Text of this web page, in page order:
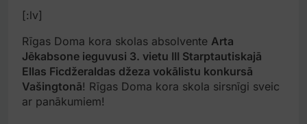
[:lv]
Rīgas Doma kora skolas absolvente Arta
Jēkabsone ieguvusi 3. vietu III Starptautiskajā
Ellas Ficdžeraldas džeza vokālistu konkursā
Vašingtonā! Rīgas Doma kora skola sirsnīgi sveic
ar panākumiem!